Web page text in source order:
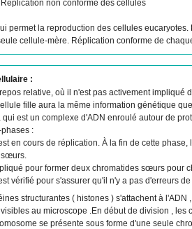
non conforme des cellules
permet la reproduction des cellules
cellule-mère. Réplication conforme de
:
relative, où il n'est pas activement
fille aura la même information génétique
est un complexe d'ADN enroulé autour de
:
en cours de réplication. À la fin de cette
sœurs.
pour former deux chromatides sœurs pour
vérifié pour s'assurer qu'il n'y a pas d'erreurs
structurantes ( histones ) s'attachent à
au microscope .En début de division , les
se présente sous forme d'une seule